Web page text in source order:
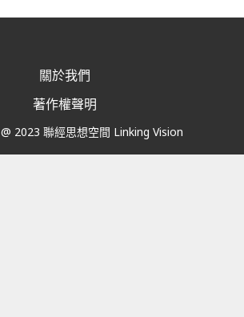
關於我們
著作權聲明
@ 2023 聯經思想空間 Linking Vision